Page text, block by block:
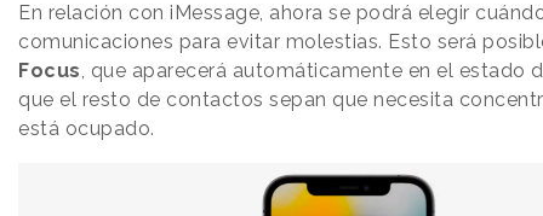
En relación con iMessage, ahora se podrá elegir
comunicaciones para evitar molestias. Esto será
Focus, que aparecerá automáticamente en el estado
que el resto de contactos sepan que necesita
está ocupado.